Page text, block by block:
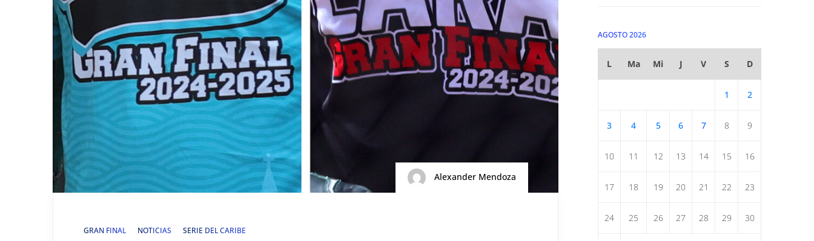
Alexander Mendoza
GRAN FINAL NOTICIAS SERIE DEL CARIBE
AGOSTO 2026
L Ma Mi J V S D
1 2
3 4 5 6 7 8 9
10 11 12 13 14 15 16
17 18 19 20 21 22 23
24 25 26 27 28 29 30